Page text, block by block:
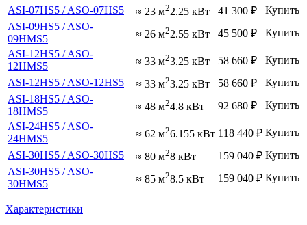
ASI-07HS5 / ASO-07HS5
≈ 23 м22.25 кВт 41 300 ₽
Купить
ASI-09HS5 / ASO-
09HMS5
≈ 26 м22.55 кВт 45 500 ₽
Купить
ASI-12HS5 / ASO-
12HMS5
≈ 33 м23.25 кВт 58 660 ₽
Купить
ASI-12HS5 / ASO-12HS5
≈ 33 м23.25 кВт 58 660 ₽
Купить
ASI-18HS5 / ASO-
18HMS5
≈ 48 м24.8 кВт 92 680 ₽
Купить
ASI-24HS5 / ASO-
24HMS5
≈ 62 м26.155 кВт 118 440 ₽ Купить
ASI-30HS5 / ASO-30HS5
≈ 80 м28 кВт 159 040 ₽ Купить
ASI-30HS5 / ASO-
30HMS5
≈ 85 м28.5 кВт 159 040 ₽ Купить
Характеристики